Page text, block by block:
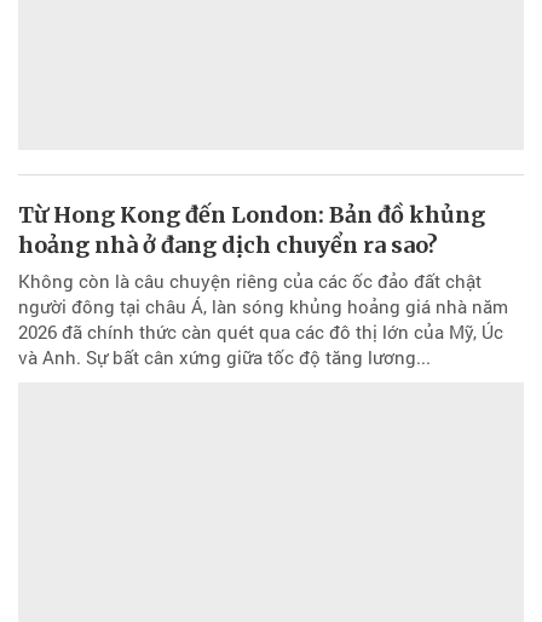
Từ Hong Kong đến London: Bản đồ khủng
hoảng nhà ở đang dịch chuyển ra sao?
Không còn là câu chuyện riêng của các ốc đảo đất chật
người đông tại châu Á, làn sóng khủng hoảng giá nhà năm
2026 đã chính thức càn quét qua các đô thị lớn của Mỹ, Úc
và Anh. Sự bất cân xứng giữa tốc độ tăng lương...